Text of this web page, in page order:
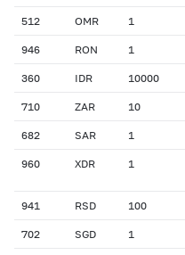
512 OMR 1
946 RON 1
360 IDR 10000
710 ZAR 10
682 SAR 1
960 XDR 1
941 RSD 100
702 SGD 1